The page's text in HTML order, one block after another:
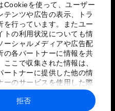
Cookieを使って、ユーザー
テンツや広告の表示、トラ
を行っています。またユー
トの利用状況についても情
ーシャルメディアや広告配
の各パートナーに情報を共
こで収集された情報は、
ートナーに提供した他の情
ーのサービスを使用した際
報と組み合わされ、各パー
用されることがありま
拒否